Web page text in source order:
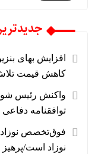
افزایش بهای
کاهش قیمت
واکنش رئیس
توافقنامه
فوق‌تخصص
نوزاد است/پرهیز